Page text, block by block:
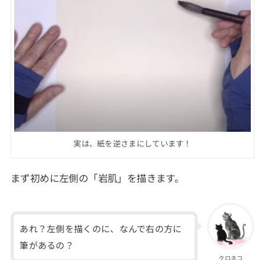
実は、紙を逆さまにしています！
まず初めに左側の「岩肌」を描きます。
クロネコ
あれ？左側を描くのに、なんで右の方に
筆があるの？